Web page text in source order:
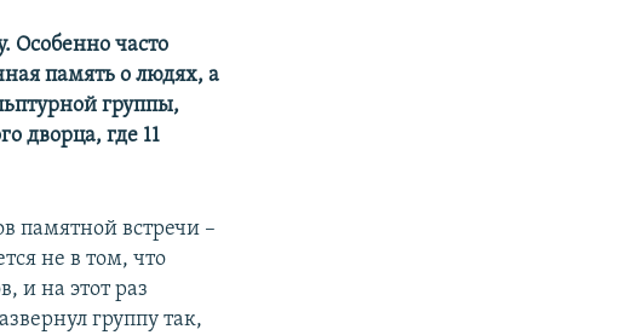
Особенно часто
память о людях, а
группы,
дворца, где 11
памятной встречи –
не в том, что
и на этот раз
группу так,